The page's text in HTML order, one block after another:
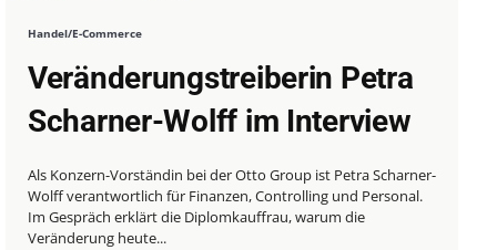
Handel/E-Commerce
Veränderungstreiberin Petra
Scharner-Wolff im Interview
Als Konzern-Vorständin bei der Otto Group ist Petra Scharner-
Wolff verantwortlich für Finanzen, Controlling und Personal.
Im Gespräch erklärt die Diplomkauffrau, warum die
Veränderung heute...